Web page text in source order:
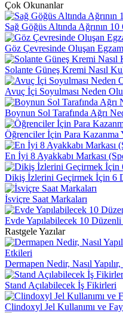
Çok Okunanlar
Sağ Göğüs Altında Ağrının 10
Göz Çevresinde Oluşan
Solante Güneş Kremi Nasıl
Avuç İçi Soyulması Neden
Boynun Sol Tarafında Ağrı
Öğrenciler İçin Para Kazanma
En İyi 8 Ayakkabı Markası
Dikiş İzlerini Geçirmek İçin 6
İsviçre Saat Markaları
Evde Yapılabilecek 10
Rastgele Yazılar
Dermapen Nedir, Nasıl
Stand Açılabilecek İş Fikirleri
Clindoxyl Jel Kullanımı ve